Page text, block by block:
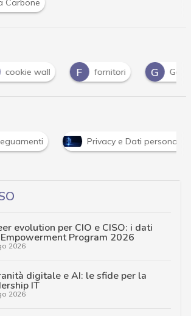
Carbone
F fornitori G Gdpr G
Privacy e Dati personali
evolution per CIO e CISO: i dati
Program 2026
2026
digitale e AI: le sfide per la
IT
2026